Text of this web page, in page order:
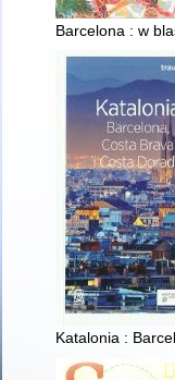
Barcelona : w
Katalonia :